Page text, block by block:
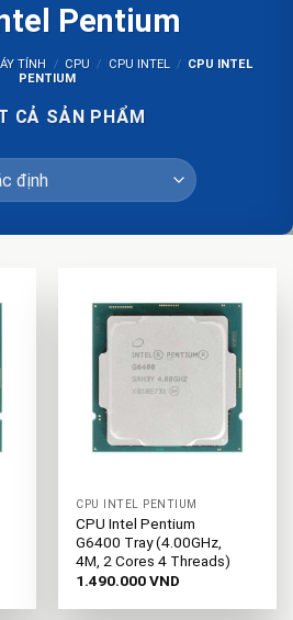
Pentium
TÍNH / CPU / CPU INTEL / CPU INTEL
PENTIUM
CẢ SẢN PHẨM
CPU INTEL PENTIUM
CPU Intel Pentium
G6400 Tray (4.00GHz,
4M, 2 Cores 4 Threads)
1.490.000VND